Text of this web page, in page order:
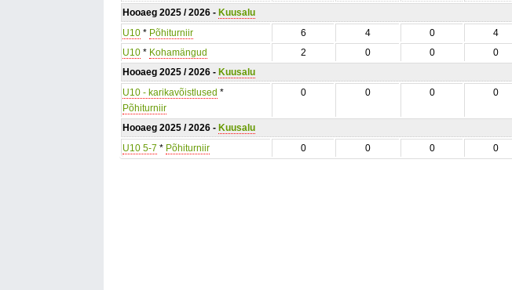
Hooaeg 2025 / 2026 - Kuusalu
U10 * Põhiturniir 6 4 0
4
U10 * Kohamängud 2 0 0
0
Hooaeg 2025 / 2026 - Kuusalu
U10 - karikavõistlused *
Põhiturniir
0 0 0 0
Hooaeg 2025 / 2026 - Kuusalu
U10 5-7 * Põhiturniir 0 0 0 0